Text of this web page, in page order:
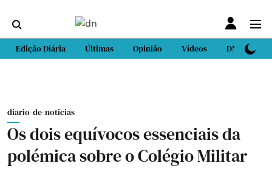
Edição Diária Últimas Opinião Vídeos DN Sport
diario-de-noticias
Os dois equívocos essenciais da
polémica sobre o Colégio Militar